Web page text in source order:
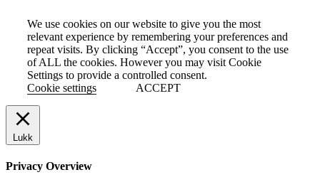
We use cookies on our website to give you the most
relevant experience by remembering your preferences and
repeat visits. By clicking “Accept”, you consent to the use
of ALL the cookies. However you may visit Cookie
Settings to provide a controlled consent.
Cookie settings
ACCEPT
Lukk
Privacy Overview